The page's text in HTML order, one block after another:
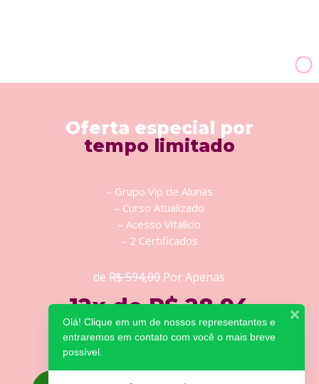
Oferta especial por
tempo limitado
– Grupo Vip de Alunas
– Curso Atualizado
– Acesso Vitalício
– 2 Certificados
deR$ 594,00Por Apenas
12x de R$ 28,94
Ou apenas R$ 297,00 á vista
Olá! Clique em um de nossos representantes e
entraremos em contato com você o mais breve
possível.